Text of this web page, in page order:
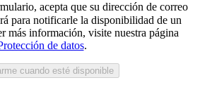
acepta que su dirección de correo
para notificarle la disponibilidad de un
más información, visite nuestra página
de datos.
cuando esté disponible